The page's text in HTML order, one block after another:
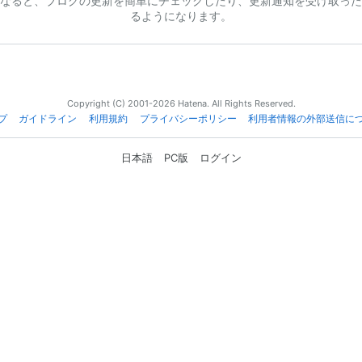
るようになります。
Copyright (C) 2001-2026 Hatena. All Rights Reserved.
ガイドライン 利用規約 プライバシーポリシー 利用者情報の外部送信に
日本語 PC版 ログイン